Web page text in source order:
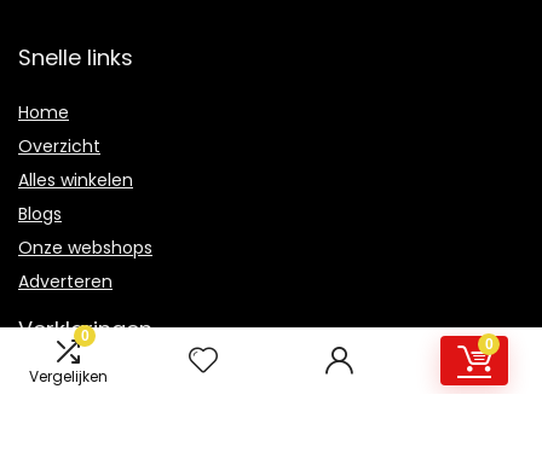
0
Vergelijken
0
Snelle links
Home
Overzicht
Alles winkelen
Blogs
Onze webshops
Adverteren
Verklaringen
Privacybeleid